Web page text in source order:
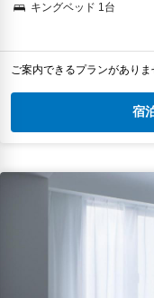
キングベッド 1台
ご案内できるプランがあり
宿